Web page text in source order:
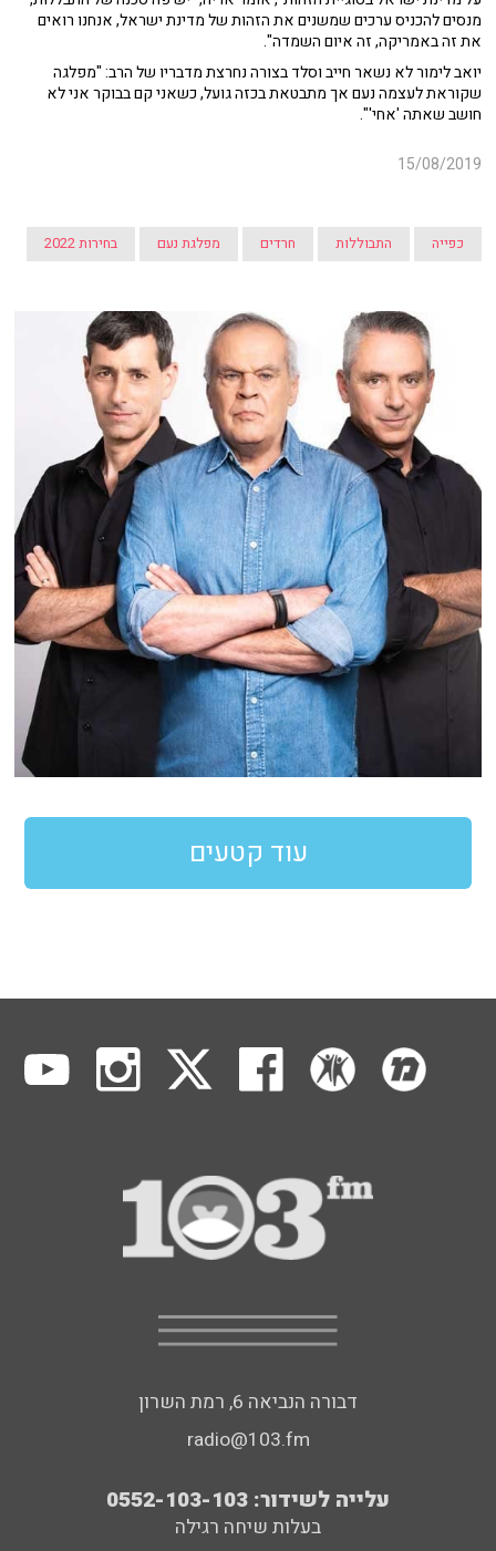
מנסים להכניס ערכים שמשנים את הזהות של מדינת ישראל, אנחנו רואים
את זה באמריקה, זה איום השמדה".
יואב לימור לא נשאר חייב וסלד בצורה נחרצת מדבריו של הרב: "מפלגה
שקוראת לעצמה נעם אך מתבטאת בכזה גועל, כשאני קם בבוקר אני לא
חושב שאתה 'אחי'".
15/08/2019
כפייה התבוללות חרדים מפלגת נעם בחירות 2022
עוד קטעים
דבורה הנביאה 6, רמת השרון
radio@103.fm
עלייה לשידור: 0552-103-103
בעלות שיחה רגילה